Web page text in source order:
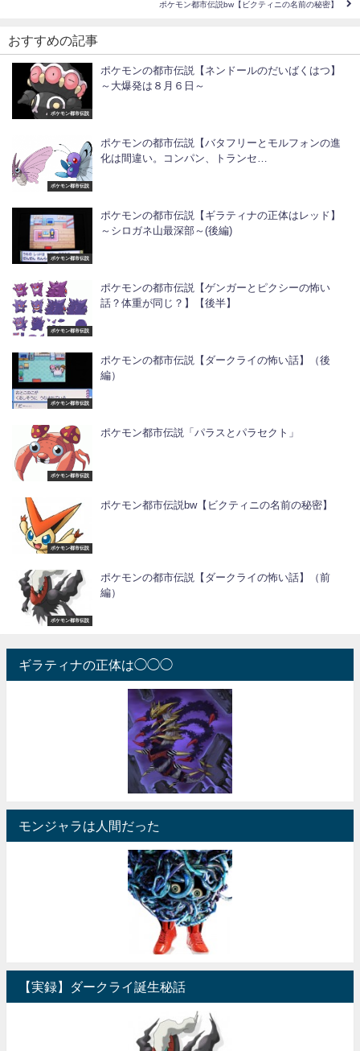
ポケモン都市伝説bw【ビクティニの名前の秘密】
おすすめの記事
ポケモン都市伝説
ポケモンの都市伝説【ネンドールのだいばくはつ】
～大爆発は８月６日～
ポケモン都市伝説
ポケモンの都市伝説【バタフリーとモルフォンの進
化は間違い。コンパン、トランセ…
ポケモン都市伝説
ポケモンの都市伝説【ギラティナの正体はレッド】
～シロガネ山最深部～(後編)
ポケモン都市伝説
ポケモンの都市伝説【ゲンガーとピクシーの怖い
話？体重が同じ？】【後半】
ポケモン都市伝説
ポケモンの都市伝説【ダークライの怖い話】（後
編）
ポケモン都市伝説
ポケモン都市伝説「パラスとパラセクト」
ポケモン都市伝説
ポケモン都市伝説bw【ビクティニの名前の秘密】
ポケモン都市伝説
ポケモンの都市伝説【ダークライの怖い話】（前
編）
ギラティナの正体は◯◯◯
モンジャラは人間だった
【実録】ダークライ誕生秘話